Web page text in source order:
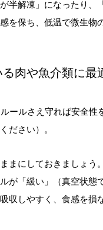
半解凍」になったり
を保ち、低温で微生物
肉や魚介類に最
ールさえ守れば安全
ださい）。
まにしておきましょ
が「緩い」（真空状
収しやすく、食感を損